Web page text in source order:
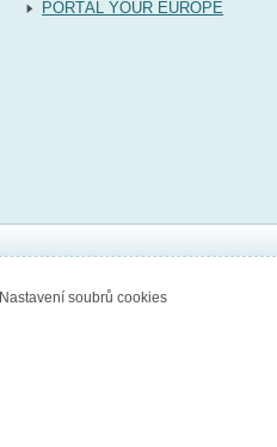
PORTÁL YOUR EUROPE
Nastavení soubrů cookies